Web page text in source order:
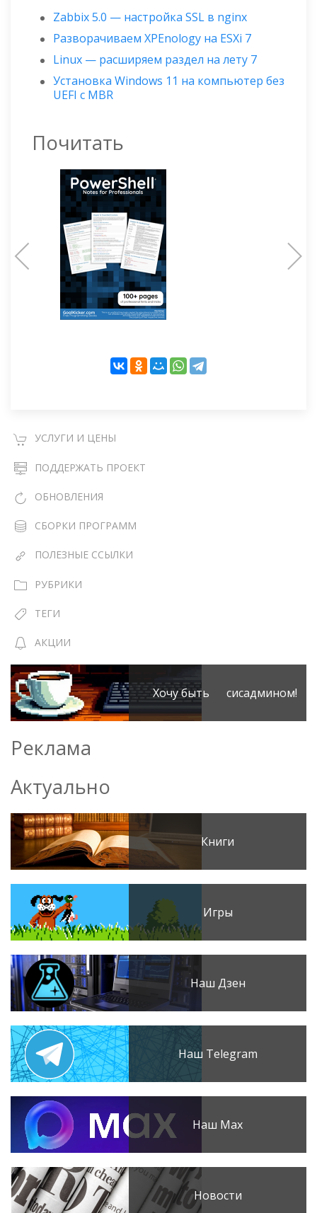
Zabbix 5.0 — настройка SSL в nginx
Разворачиваем XPEnology на ESXi 7
Linux — расширяем раздел на лету 7
Установка Windows 11 на компьютер без
UEFI с MBR
Почитать
УСЛУГИ И ЦЕНЫ
ПОДДЕРЖАТЬ ПРОЕКТ
ОБНОВЛЕНИЯ
СБОРКИ ПРОГРАММ
ПОЛЕЗНЫЕ ССЫЛКИ
РУБРИКИ
ТЕГИ
АКЦИИ
Хочу быть сисадмином!
Реклама
Актуально
Книги
Игры
Наш Дзен
Наш Telegram
Наш Max
Новости